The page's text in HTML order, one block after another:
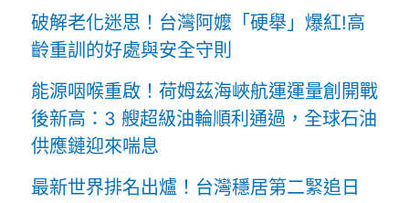
破解老化迷思！台灣阿嬤「硬舉」爆紅!高
齡重訓的好處與安全守則
能源咽喉重啟！荷姆茲海峽航運運量創開戰
後新高：3 艘超級油輪順利通過，全球石油
供應鏈迎來喘息
最新世界排名出爐！台灣穩居第二緊追日